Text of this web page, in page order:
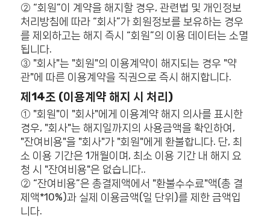
② “회원”이 계약을 해지할 경우, 관련법 및 개인정보
처리방침에 따라 “회사”가 회원정보를 보유하는 경우
를 제외하고는 해지 즉시 “회원”의 이용 데이터는 소멸
됩니다.
③ "회사"는 "회원"의 이용계약이 해지되는 경우 "약
관"에 따른 이용계약을 직권으로 즉시 해지합니다.
제14조 (이용계약 해지 시 처리)
① "회원"이 "회사"에게 이용계약 해지 의사를 표시한
경우, "회사"는 해지일까지의 사용금액을 확인하여,
"잔여비용"을 "회사"가 "회원"에게 환불합니다. 단, 최
소 이용 기간은 1개월이며, 최소 이용 기간 내 해지 요
청 시 "잔여비용"은 없습니다..
② “잔여비용”은 총결제액에서 "환불수수료"액(총 결
제액*10%)과 실제 이용금액(일 단위)를 제한 금액입
니다.